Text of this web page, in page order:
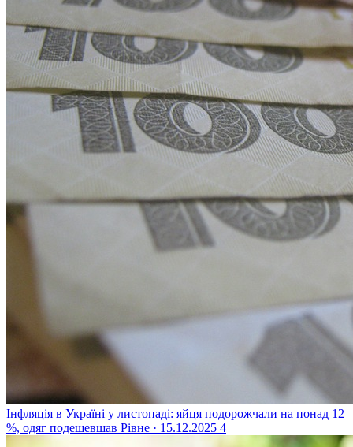
Інфляція в Україні у листопаді: яйця подорожчали на понад 12
%, одяг подешевшав Рівне · 15.12.2025 4